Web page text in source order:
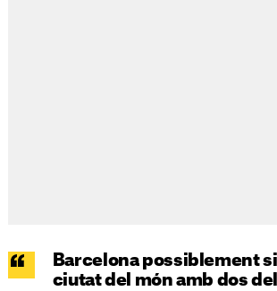
Barcelona possiblement
ciutat del món amb dos